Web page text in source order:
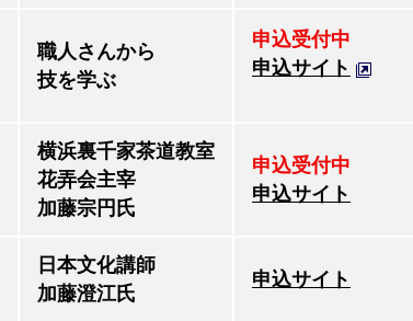
職人さんから
技を学ぶ
申込受付中
申込サイト
横浜裏千家茶道教室
花弄会主宰
加藤宗円氏
申込受付中
申込サイト
日本文化講師
加藤澄江氏
申込サイト